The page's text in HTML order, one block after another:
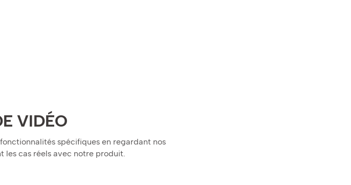
VIDÉO
spécifiques en regardant nos
les cas réels avec notre produit.